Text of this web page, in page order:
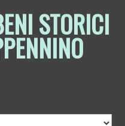
STORICI